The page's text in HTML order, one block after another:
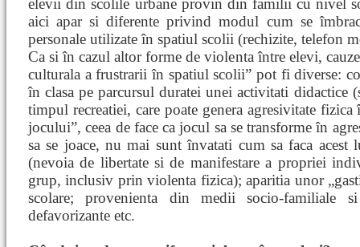
elevii din scolile urbane provin din familii cu nivel
aici apar si diferente privind modul cum se
personale utilizate în spatiul scolii (rechizite, telefon
Ca si în cazul altor forme de violenta între elevi,
culturala a frustrarii în spatiul scolii” pot fi diverse:
în clasa pe parcursul duratei unei activitati didactice
timpul recreatiei, care poate genera agresivitate
jocului”, ceea de face ca jocul sa se transforme în
sa se joace, nu mai sunt învatati cum sa faca acest
(nevoia de libertate si de manifestare a propriei
grup, inclusiv prin violenta fizica); aparitia unor
scolare; provenienta din medii socio-familiale
defavorizante etc.